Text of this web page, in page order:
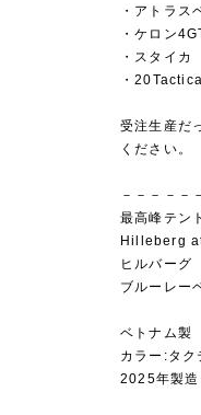
・アトラス
・ケロン
・スタイカ
・20Tactical
受注生産だ
ください。
－－－－－
最高峰テン
Hilleberg
ヒルバー
ブルーレー
ベトナム製
カラー:タ
2025年製造